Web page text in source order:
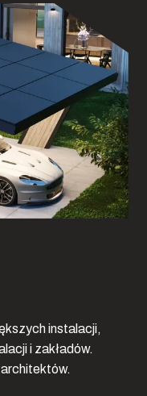
instalacji,
i zakładów.